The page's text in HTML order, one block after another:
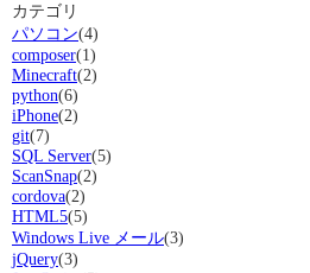
カテゴリ
パソコン(4)
composer(1)
Minecraft(2)
python(6)
iPhone(2)
git(7)
SQL Server(5)
ScanSnap(2)
cordova(2)
HTML5(5)
Windows Live メール(3)
jQuery(3)